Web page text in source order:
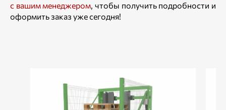
с вашим менеджером, чтобы получить подробности и
оформить заказ уже сегодня!